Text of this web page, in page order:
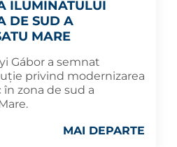
ILUMINATULUI
DE SUD A
MARE
Gábor a semnat
privind modernizarea
zona de sud a
MAI DEPARTE